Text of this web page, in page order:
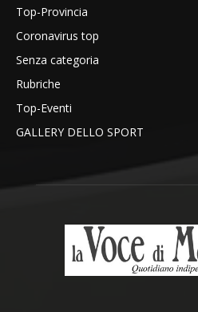
Top-Provincia
Coronavirus top
Senza categoria
Rubriche
Top-Eventi
GALLERY DELLO SPORT